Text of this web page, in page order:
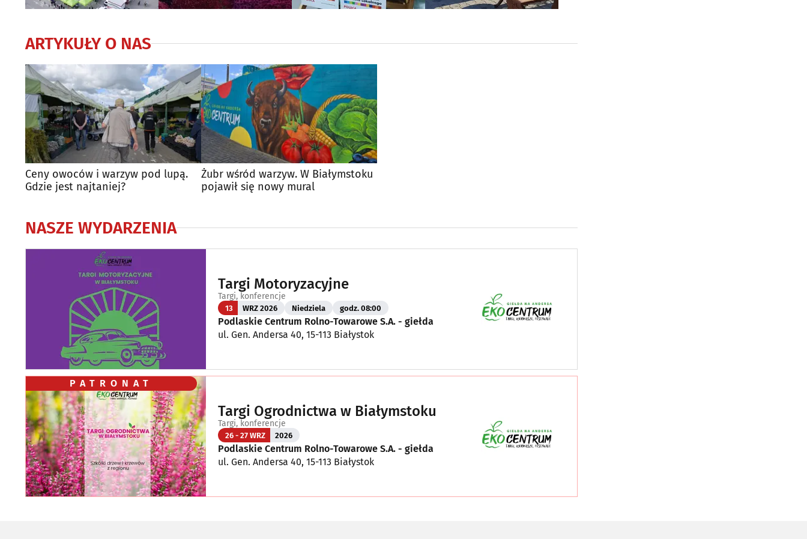
ARTYKUŁY O NAS
Ceny owoców i warzyw pod lupą.
Gdzie jest najtaniej?
Żubr wśród warzyw. W Białymstoku
pojawił się nowy mural
NASZE WYDARZENIA
Targi Motoryzacyjne
Targi, konferencje
13 WRZ 2026 Niedziela godz. 08:00
Podlaskie Centrum Rolno-Towarowe S.A. - giełda
ul. Gen. Andersa 40, 15-113 Białystok
PATRONAT
Targi Ogrodnictwa w Białymstoku
Targi, konferencje
26 - 27 WRZ 2026
Podlaskie Centrum Rolno-Towarowe S.A. - giełda
ul. Gen. Andersa 40, 15-113 Białystok